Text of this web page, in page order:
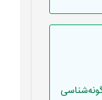
محمدصادق (1398) «گونه‌شناسی